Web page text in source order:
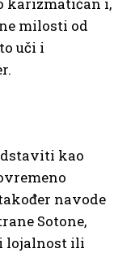
karizmatičan i,
milosti od
uči i
kao
navode
Sotone,
lojalnost ili